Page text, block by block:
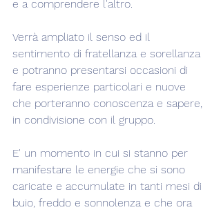
e a comprendere l'altro.
Verrà ampliato il senso ed il
sentimento di fratellanza e sorellanza
e potranno presentarsi occasioni di
fare esperienze particolari e nuove
che porteranno conoscenza e sapere,
in condivisione con il gruppo.
E' un momento in cui si stanno per
manifestare le energie che si sono
caricate e accumulate in tanti mesi di
buio, freddo e sonnolenza e che ora